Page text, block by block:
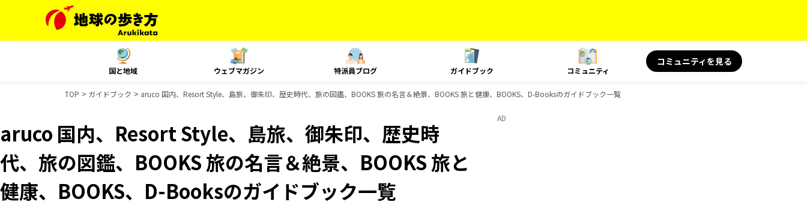
国と地域 ウェブマガジン 特派員ブログ ガイドブック コミュニティ
コミュニティを見る
TOP ガイドブック aruco 国内、Resort Style、島旅、御朱印、歴史時代、旅の図鑑、BOOKS 旅の名言＆絶景、BOOKS 旅と健康、BOOKS、D-Booksのガイドブック一覧
aruco 国内、Resort Style、島旅、御朱印、歴史時
代、旅の図鑑、BOOKS 旅の名言＆絶景、BOOKS 旅と
健康、BOOKS、D-Booksのガイドブック一覧
AD